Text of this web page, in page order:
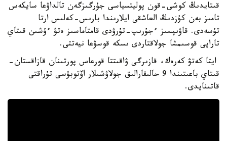
قىتايدىڭ كوشى-قون پوليتسياسى جۇرگىزگەن تالداۋعا سايكەس
تامىز بەن كۇزدىڭ العاشقى ايلارىندا بارىس-كەلىس ارتا
تۇسەدى. قاۋىپسىز ءجۇرىپ-تۇرۋدى قامتاماسىز ەتۋ ءۇشىن قىتاي
تاراپى قوسىمشا جولاقتاردى ىسكە قوسۋعا نيەتتى.
ايتا كەتۋ كەرەك، قازىرگى ۋاقىتتا قورعاس پورتىنان قازاقستان-
قىتاي باعىتىندا 9 حالىقارالىق جولاۋشىلار اۆتوبۋسى تۇراقتى
قاتىنايدى.